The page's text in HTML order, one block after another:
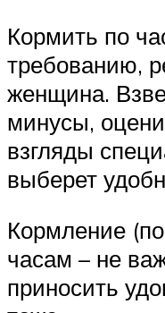
Кормить по
требованию,
женщина.
минусы,
взгляды
выберет
Кормление
часам – не
приносить